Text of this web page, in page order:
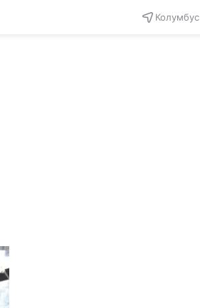
Колумбус